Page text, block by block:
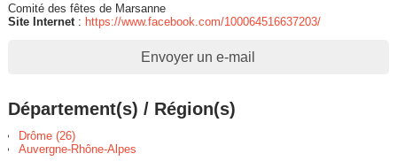
Comité des fêtes de Marsanne
Site Internet: https://www.facebook.com/100064516637203/
Envoyer un e-mail
Département(s) / Région(s)
Drôme (26)
Auvergne-Rhône-Alpes